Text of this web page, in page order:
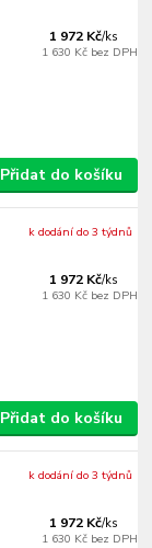
1 972 Kč/ks
1 630 Kč bez DPH
Přidat do košíku
1 972 Kč/ks
1 630 Kč bez DPH
k dodání do 3 týdnů
Přidat do košíku
1 972 Kč/ks
1 630 Kč bez DPH
k dodání do 3 týdnů